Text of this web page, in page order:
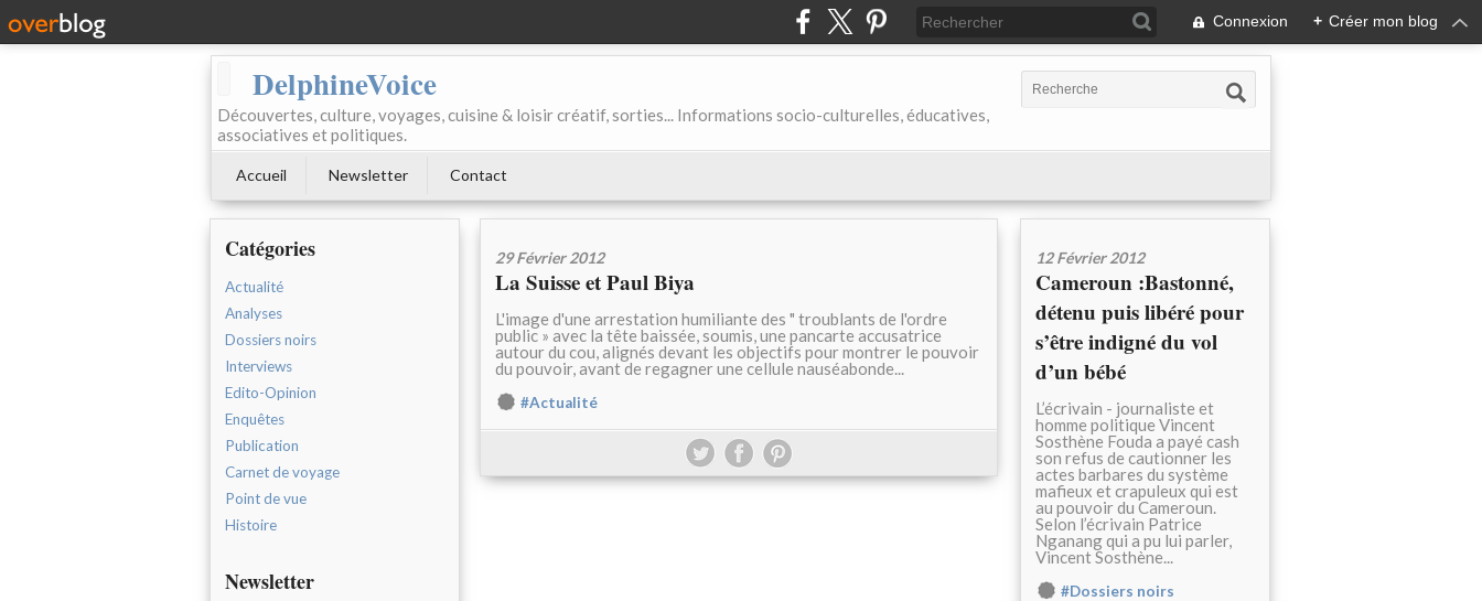
Connexion + Créer mon blog
DelphineVoice
Découvertes, culture, voyages, cuisine & loisir créatif, sorties... Informations socio-culturelles, éducatives,
associatives et politiques.
Accueil Newsletter Contact
Catégories
Actualité
Analyses
Dossiers noirs
Interviews
Edito-Opinion
Enquêtes
Publication
Carnet de voyage
Point de vue
Histoire
Newsletter
29 Février 2012
La Suisse et Paul Biya
L'image d'une arrestation humiliante des " troublants de l'ordre
public » avec la tête baissée, soumis, une pancarte accusatrice
autour du cou, alignés devant les objectifs pour montrer le pouvoir
du pouvoir, avant de regagner une cellule nauséabonde...
#Actualité
12 Février 2012
Cameroun :Bastonné,
détenu puis libéré pour
s’être indigné du vol
d’un bébé
L’écrivain - journaliste et
homme politique Vincent
Sosthène Fouda a payé cash
son refus de cautionner les
actes barbares du système
mafieux et crapuleux qui est
au pouvoir du Cameroun.
Selon l’écrivain Patrice
Nganang qui a pu lui parler,
Vincent Sosthène...
#Dossiers noirs